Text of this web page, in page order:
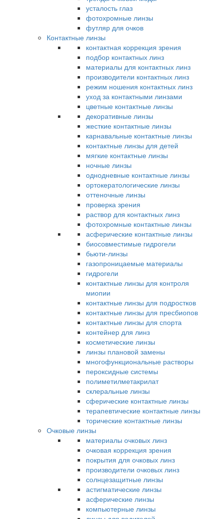
усталость глаз
фотохромные линзы
футляр для очков
Контактные линзы
контактная коррекция зрения
подбор контактных линз
материалы для контактных линз
производители контактных линз
режим ношения контактных линз
уход за контактными линзами
цветные контактные линзы
декоративные линзы
жесткие контактные линзы
карнавальные контактные линзы
контактные линзы для детей
мягкие контактные линзы
ночные линзы
однодневные контактные линзы
ортокератологические линзы
оттеночные линзы
проверка зрения
раствор для контактных линз
фотохромные контактные линзы
асферические контактные линзы
биосовместимые гидрогели
бьюти-линзы
газопроницаемые материалы
гидрогели
контактные линзы для контроля
миопии
контактные линзы для подростков
контактные линзы для пресбиопов
контактные линзы для спорта
контейнер для линз
косметические линзы
линзы плановой замены
многофункциональные растворы
пероксидные системы
полиметилметакрилат
склеральные линзы
сферические контактные линзы
терапевтические контактные линзы
торические контактные линзы
Очковые линзы
материалы очковых линз
очковая коррекция зрения
покрытия для очковых линз
производители очковых линз
солнцезащитные линзы
астигматические линзы
асферические линзы
компьютерные линзы